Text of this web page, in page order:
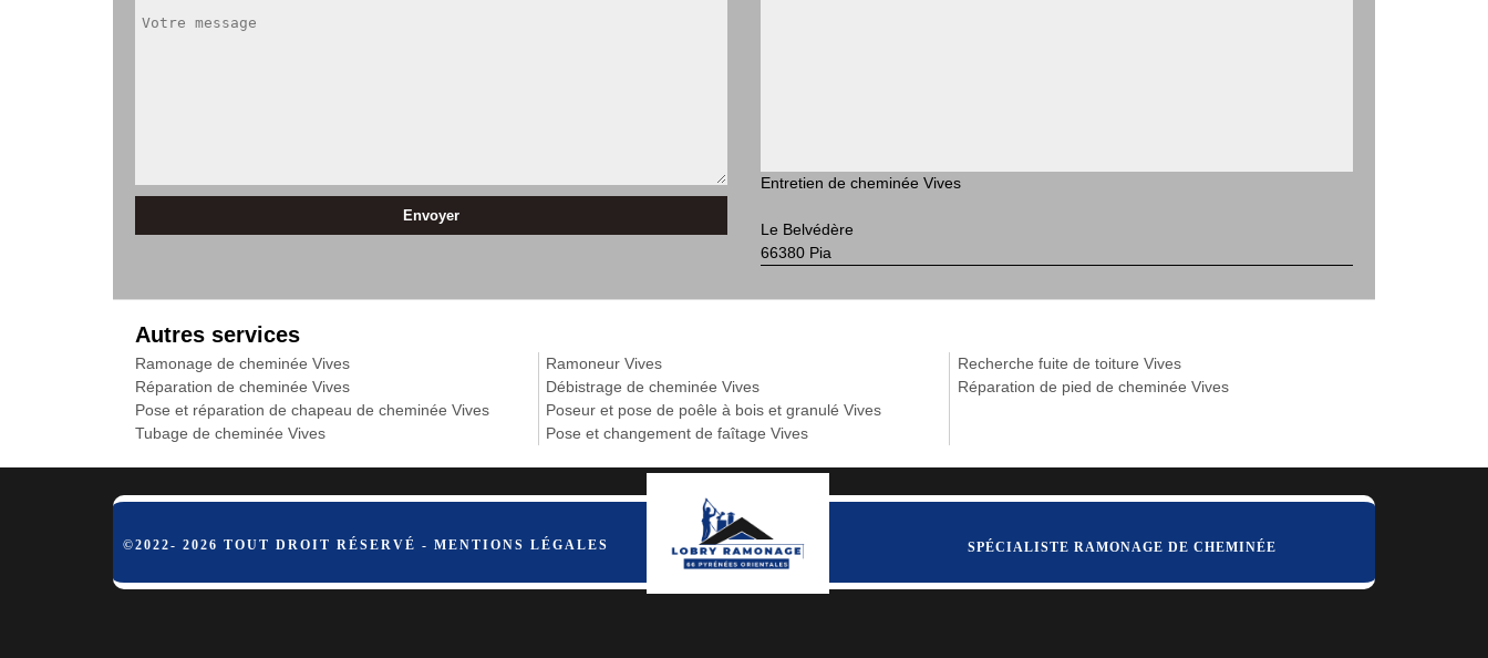
Entretien de cheminée Vives
Le Belvédère
66380 Pia
Autres services
Ramonage de cheminée Vives
Réparation de cheminée Vives
Pose et réparation de chapeau de cheminée Vives
Tubage de cheminée Vives
Ramoneur Vives
Débistrage de cheminée Vives
Poseur et pose de poêle à bois et granulé Vives
Pose et changement de faîtage Vives
Recherche fuite de toiture Vives
Réparation de pied de cheminée Vives
©2022- 2026 TOUT DROIT RÉSERVÉ -MENTIONS LÉGALES SPÉCIALISTE RAMONAGE DE CHEMINÉE